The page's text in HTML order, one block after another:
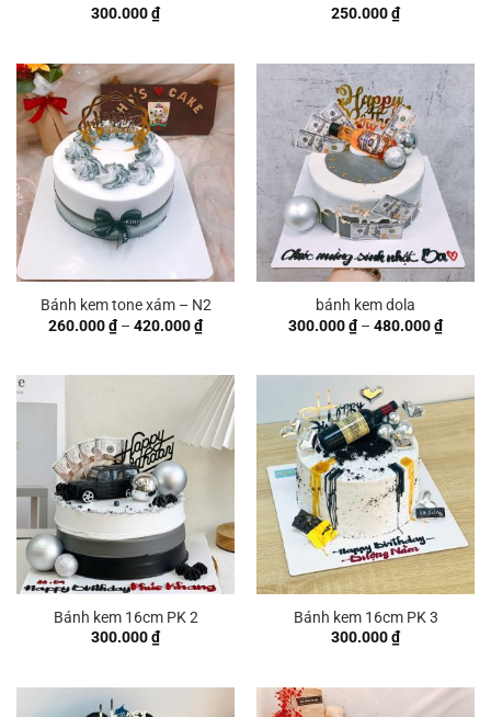
300.000₫
250.000₫
Bánh kem tone xám – N2
260.000₫ – 420.000₫Khoảng
giá:
đến
420.000 ₫
bánh kem dola
300.000₫ – 480.000₫
giá:
Bánh kem 16cm PK 2
300.000₫
Bánh kem 16cm PK 3
300.000₫